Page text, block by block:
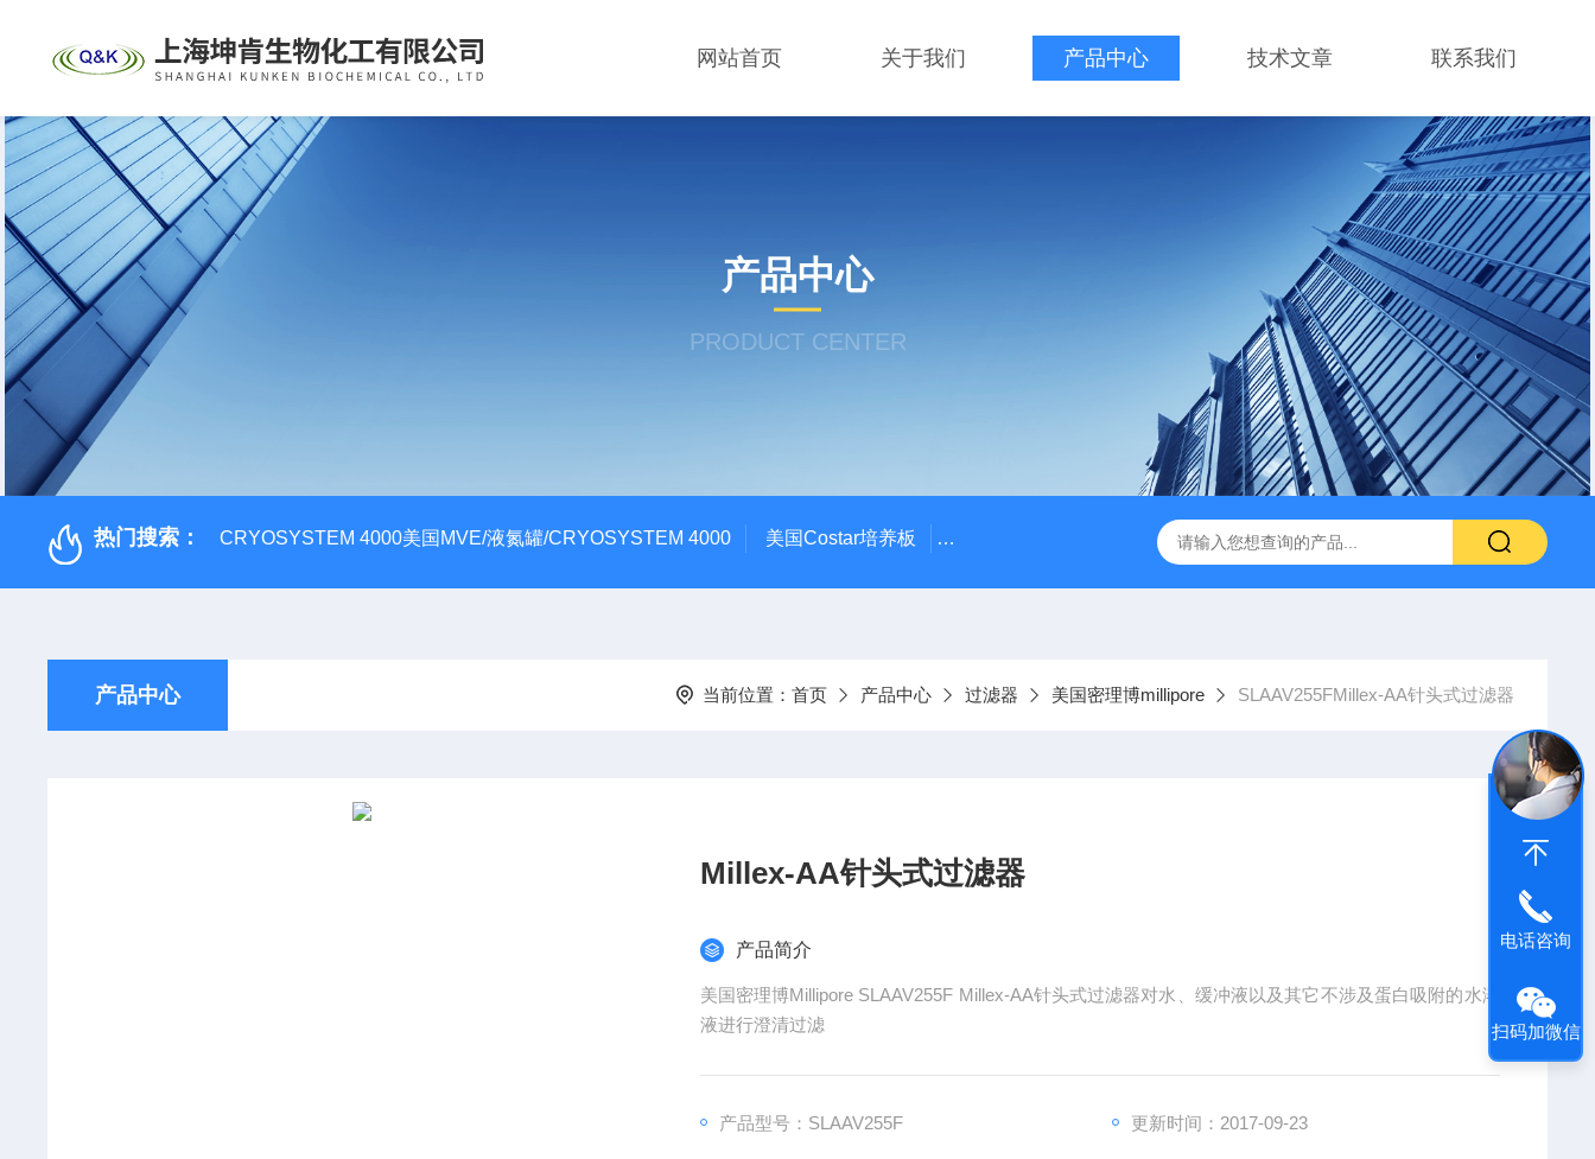
网站首页 关于我们 产品中心 技术文章 联系我们
产品中心
PRODUCT CENTER
热门搜索： CRYOSYSTEM 4000美国MVE/液氮罐/CRYOSYSTEM 4000 美国Costar培养板 美国Corning 384孔细胞培养板 安捷伦Agilent色谱柱清单1 产品价格
产品中心 当前位置： 首页 产品中心 过滤器 美国密理博millipore SLAAV255FMillex-AA针头式过滤器
Millex-AA针头式过滤器
产品简介
美国密理博Millipore SLAAV255F Millex-AA针头式过滤器对水、缓冲液以及其它不涉及蛋白吸附的水溶
液进行澄清过滤
产品型号：SLAAV255F 更新时间：2017-09-23
电话咨询
扫码加微信